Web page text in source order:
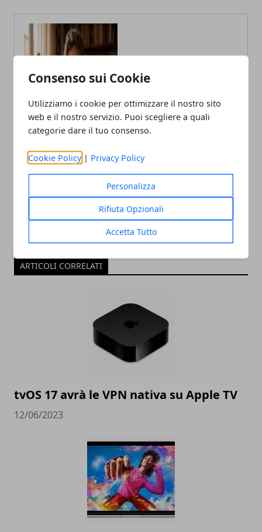
Consenso sui Cookie
Utilizziamo i cookie per ottimizzare il nostro sito
web e il nostro servizio. Puoi scegliere a quali
categorie dare il tuo consenso.
Cookie Policy | Privacy Policy
Personalizza
Rifiuta Opzionali
Accetta Tutto
Laureato in Informatica scrive con
passione notizie dal mondo della
tecnologia portando in Italia le
ARTICOLI CORRELATI
tvOS 17 avrà le VPN nativa su Apple TV
12/06/2023